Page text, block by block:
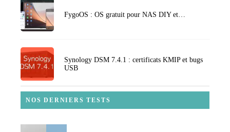
FygoOS : OS gratuit pour NAS DIY et…
Synology DSM 7.4.1 : certificats KMIP et bugs
USB
NOS DERNIERS TESTS